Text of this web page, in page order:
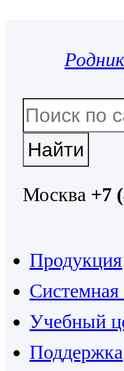
Родник
Москва +7
Продукция
Системная
Учебный
Поддержка